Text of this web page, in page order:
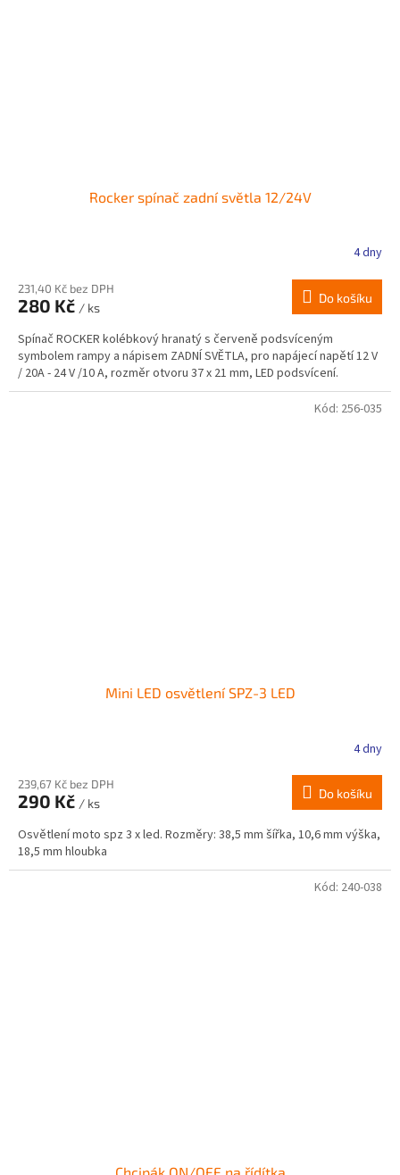
Rocker spínač zadní světla 12/24V
4 dny
231,40 Kč bez DPH
280 Kč / ks
Do košíku
Spínač ROCKER kolébkový hranatý s červeně podsvíceným
symbolem rampy a nápisem ZADNÍ SVĚTLA, pro napájecí napětí 12 V
/ 20A - 24 V /10 A, rozměr otvoru 37 x 21 mm, LED podsvícení.
Mini LED osvětlení SPZ-3 LED
4 dny
239,67 Kč bez DPH
290 Kč / ks
Do košíku
Osvětlení moto spz 3 x led. Rozměry: 38,5 mm šířka, 10,6 mm výška,
18,5 mm hloubka
Kód: 256-035
Kód: 240-038